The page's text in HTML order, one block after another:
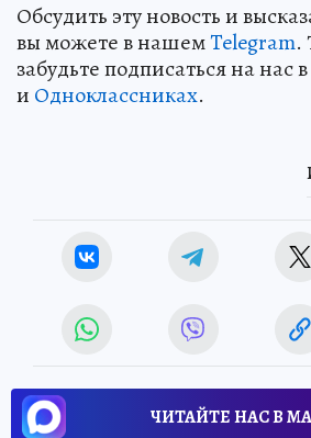
Обсудить эту новость и
вы можете в нашемTelegram.
забудьте подписаться на нас в
и Одноклассниках.
ЧИТАЙТЕ НАС В